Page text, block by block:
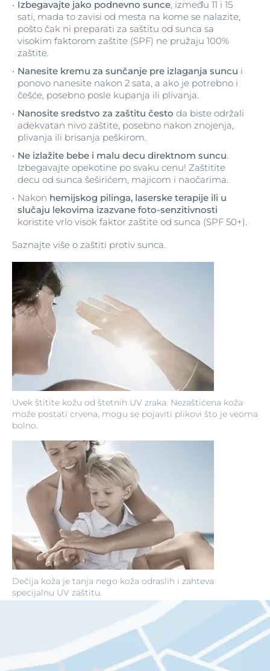
Uvek štitite kožu od štetnih UV zraka. Nezaštićena koža
može postati crvena, mogu se pojaviti plikovi što je veoma
bolno.
Dečija koža je tanja nego koža odraslih i zahteva
specijalnu UV zaštitu.
Izbegavajte jako podnevno sunce, između 11 i 15
sati, mada to zavisi od mesta na kome se nalazite,
pošto čak ni preparati za saštitu od sunca sa
visokim faktorom zaštite (SPF) ne pružaju 100%
zaštite.
Nanesite kremu za sunčanje pre izlaganja suncu i
ponovo nanesite nakon 2 sata, a ako je potrebno i
češće, posebno posle kupanja ili plivanja.
Nanosite sredstvo za zaštitu često da biste održali
adekvatan nivo zaštite, posebno nakon znojenja,
plivanja ili brisanja peškirom.
Ne izlažite bebe i malu decu direktnom suncu.
Izbegavajte opekotine po svaku cenu! Zaštitite
decu od sunca šeširićem, majicom i naočarima.
Nakon hemijskog pilinga, laserske terapije ili u
slučaju lekovima izazvane foto-senzitivnosti
koristite vrlo visok faktor zaštite od sunca (SPF 50+).
Saznajte više o zaštiti protiv sunca.